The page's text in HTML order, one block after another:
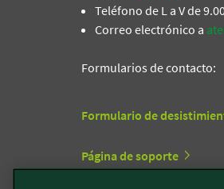
Teléfono de L a V de
Correo electrónico a
Formularios de contacto:
Formulario de
Página de soporte